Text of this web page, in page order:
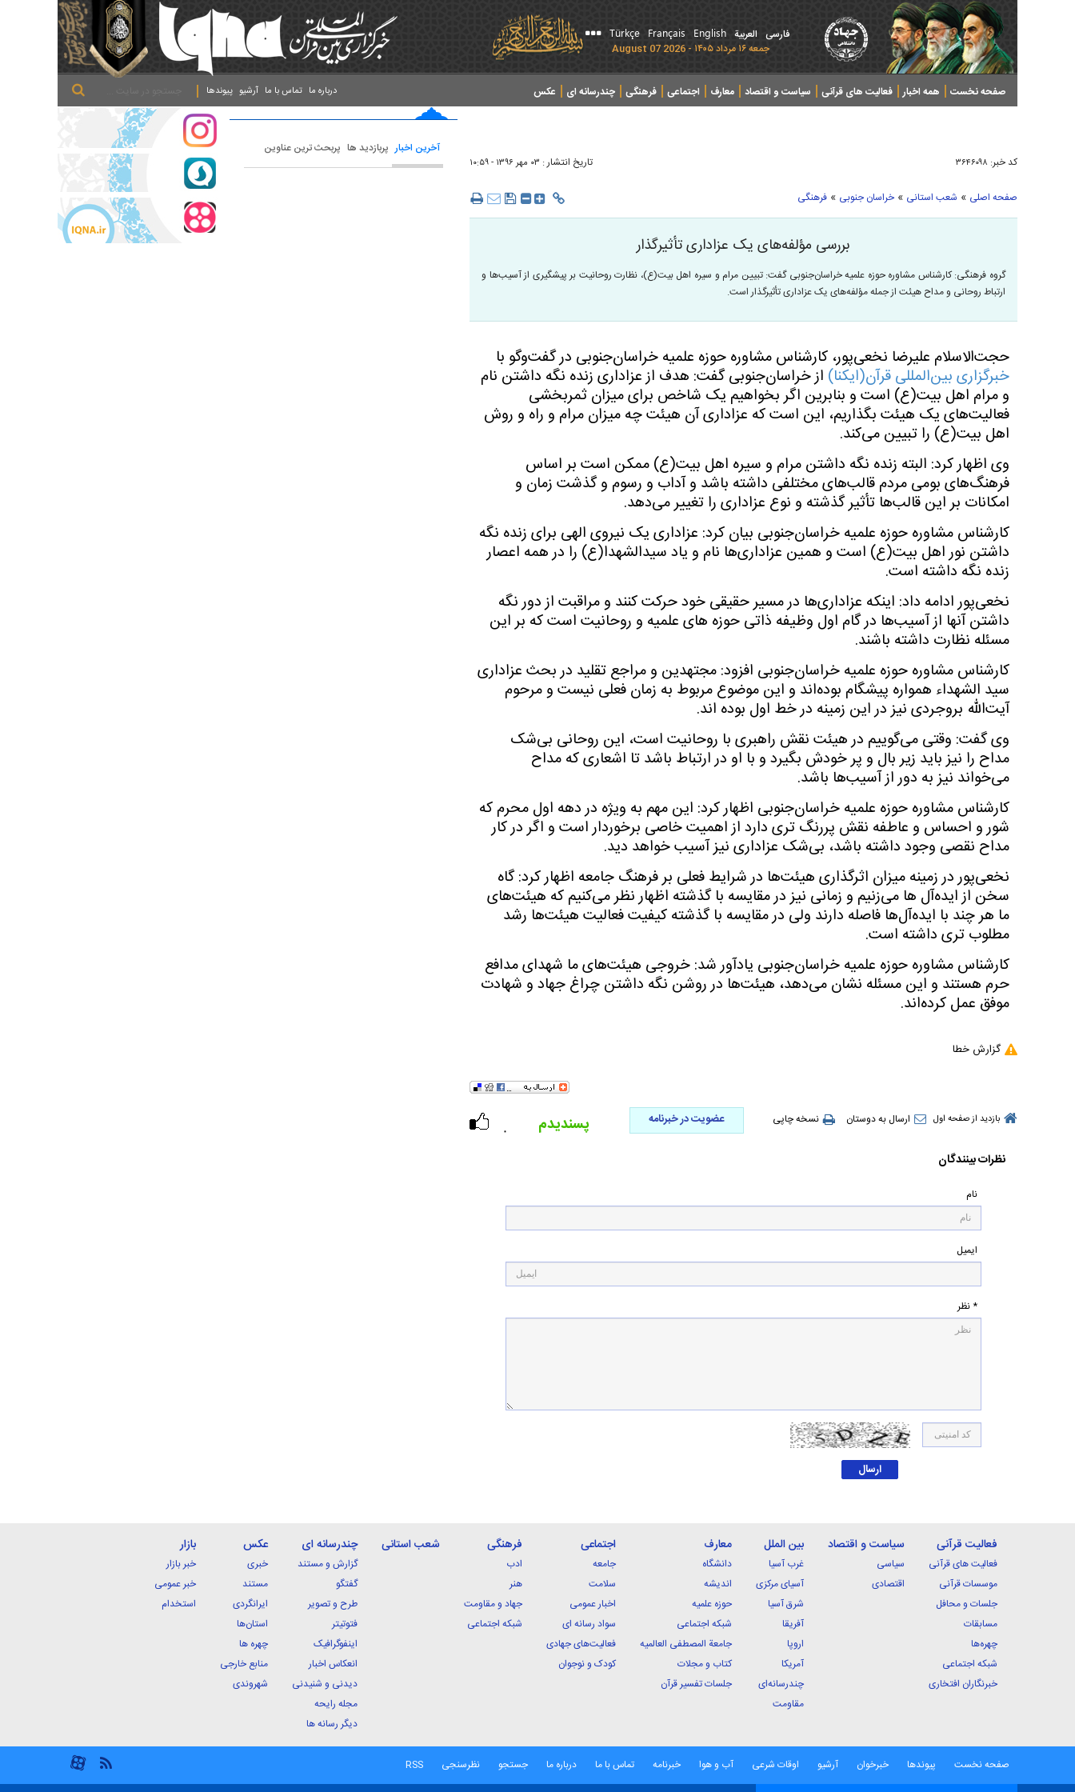
فارسی العربیة English
Français
Türkçe
جمعه ۱۶ مرداد ۱۴۰۵ - 2026 August 07
صفحه نخست همه اخبار فعالیت های قرآنی سیاست و اقتصاد معارف اجتماعی فرهنگی چندرسانه ای عکس پیوندها آرشیو تماس با ما درباره ما
کد خبر: ۳۶۴۶۰۹۸ تاریخ انتشار : ۰۳ مهر ۱۳۹۶ - ۱۰:۵۹
صفحه اصلی » شعب استانی » خراسان جنوبی » فرهنگی
بررسی مؤلفه‌های یک عزاداری تأثیرگذار
گروه فرهنگی: کارشناس مشاوره حوزه علمیه خراسان‌جنوبی گفت: تبیین مرام و سیره اهل بیت(ع)، نظارت روحانیت بر پیشگیری از آسیب‌ها و
ارتباط روحانی و مداح هیئت از جمله مؤلفه‌های یک عزاداری تأثیرگذار است.
حجت‌الاسلام علیرضا نخعی‌پور، کارشناس مشاوره حوزه علمیه خراسان‌جنوبی در گفت‌وگو با
خبرگزاری بین‌المللی قرآن(ایکنا) از خراسان‌جنوبی گفت: هدف از عزاداری زنده نگه داشتن نام
و مرام اهل بیت(ع) است و بنابرین اگر بخواهیم یک شاخص برای میزان ثمربخشی
فعالیت‌های یک هیئت بگذاریم، این است که عزاداری آن هیئت چه میزان مرام و راه و روش
اهل بیت(ع) را تبیین می‌کند.
وی اظهار کرد: البته زنده نگه داشتن مرام و سیره اهل بیت(ع) ممکن است بر اساس
فرهنگ‌های بومی مردم قالب‌های مختلفی داشته باشد و آداب و رسوم و گذشت زمان و
امکانات بر این قالب‌ها تأثیر گذشته و نوع عزاداری را تغییر می‌دهد.
کارشناس مشاوره حوزه علمیه خراسان‌جنوبی بیان کرد: عزاداری یک نیروی الهی برای زنده نگه
داشتن نور اهل بیت(ع) است و همین عزاداری‌ها نام و یاد سیدالشهدا(ع) را در همه اعصار
زنده نگه داشته است.
نخعی‌پور ادامه داد: اینکه عزاداری‌ها در مسیر حقیقی خود حرکت کنند و مراقبت از دور نگه
داشتن آنها از آسیب‌ها در گام اول وظیفه ذاتی حوزه های علمیه و روحانیت است که بر این
مسئله نظارت داشته باشند.
کارشناس مشاوره حوزه علمیه خراسان‌جنوبی افزود: مجتهدین و مراجع تقلید در بحث عزاداری
سید الشهداء همواره پیشگام بوده‌اند و این موضوع مربوط به زمان فعلی نیست و مرحوم
آیت‌الله بروجردی نیز در این زمینه در خط اول بوده اند.
وی گفت: وقتی می‌گوییم در هیئت نقش راهبری با روحانیت است، این روحانی بی‌شک
مداح را نیز باید زیر بال و پر خودش بگیرد و با او در ارتباط باشد تا اشعاری که مداح
می‌خواند نیز به دور از آسیب‌ها باشد.
کارشناس مشاوره حوزه علمیه خراسان‌جنوبی اظهار کرد: این مهم به ویژه در دهه اول محرم که
شور و احساس و عاطفه نقش پررنگ تری دارد از اهمیت خاصی برخوردار است و اگر در کار
مداح نقصی وجود داشته باشد، بی‌شک عزاداری نیز آسیب خواهد دید.
نخعی‌پور در زمینه میزان اثرگذاری هیئت‌ها در شرایط فعلی بر فرهنگ جامعه اظهار کرد: گاه
سخن از ایده‌آل ها می‌زنیم و زمانی نیز در مقایسه با گذشته اظهار نظر می‌کنیم که هیئت‌های
ما هر چند با ایده‌آل‌ها فاصله دارند ولی در مقایسه با گذشته کیفیت فعالیت هیئت‌ها رشد
مطلوب تری داشته است.
کارشناس مشاوره حوزه علمیه خراسان‌جنوبی یادآور شد: خروجی هیئت‌های ما شهدای مدافع
حرم هستند و این مسئله نشان می‌دهد، هیئت‌ها در روشن نگه داشتن چراغ جهاد و شهادت
موفق عمل کرده‌اند.
گزارش خطا
بازدید از صفحه اول ارسال به دوستان نسخه چاپی عضویت در خبرنامه
۰ پسندیدم
نظرات بینندگان
نام
ایمیل
* نظر
آخرین اخبار پربازدید ها پربحث ترین عناوین
فعالیت قرآنی
فعالیت های قرآنی
موسسات قرآنی
جلسات و محافل
مسابقات
چهره‌ها
شبکه اجتماعی
خبرنگاران افتخاری
سیاست و اقتصاد
سیاسی
اقتصادی
بین الملل
غرب آسیا
آسیای مرکزی
شرق آسیا
آفریقا
اروپا
آمریکا
چندرسانه‌ای
مقاومت
معارف
دانشگاه
اندیشه
حوزه علمیه
شبکه اجتماعی
جامعة المصطفی العالمیه
کتاب و مجلات
جلسات تفسیر قرآن
اجتماعی
جامعه
سلامت
اخبار عمومی
سواد رسانه ای
فعالیت‌های جهادی
کودک و نوجوان
فرهنگی
ادب
هنر
جهاد و مقاومت
شبکه اجتماعی
شعب استانی چندرسانه ای
گزارش و مستند
گفتگو
طرح و تصویر
فتوتیتر
اینفوگرافیک
انعکاس اخبار
دیدنی و شنیدنی
مجله رایحه
دیگر رسانه ها
عکس
خبری
مستند
ایرانگردی
استان‌ها
چهره ها
منابع خارجی
شهروندی
بازار
خبر بازار
خبر عمومی
استخدام
صفحه نخست پیوندها خبرخوان آرشیو اوقات شرعی آب و هوا خبرنامه تماس با ما درباره ما جستجو نظرسنجی RSS